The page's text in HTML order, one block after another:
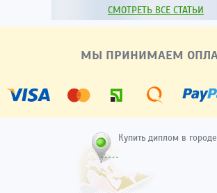
СМОТРЕТЬ ВСЕ СТАТЬИ
МЫ ПРИНИМАЕМ
Купить диплом в городе